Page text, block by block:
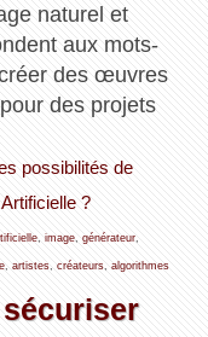
naturel et
aux mots-
des œuvres
des projets
possibilités de
?
, image, générateur,
, artistes, créateurs, algorithmes